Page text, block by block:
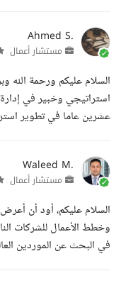
Ahmed S.
مستشار أعمال
السلام عليكم ورحمة الله
استراتيجي وخبير في إدارة
عشرين عاما في تطوير
Waleed M.
مستشار أعمال
السلام عليكم، أود أن
وخطط الأعمال للشركات
في البحث عن الموردين